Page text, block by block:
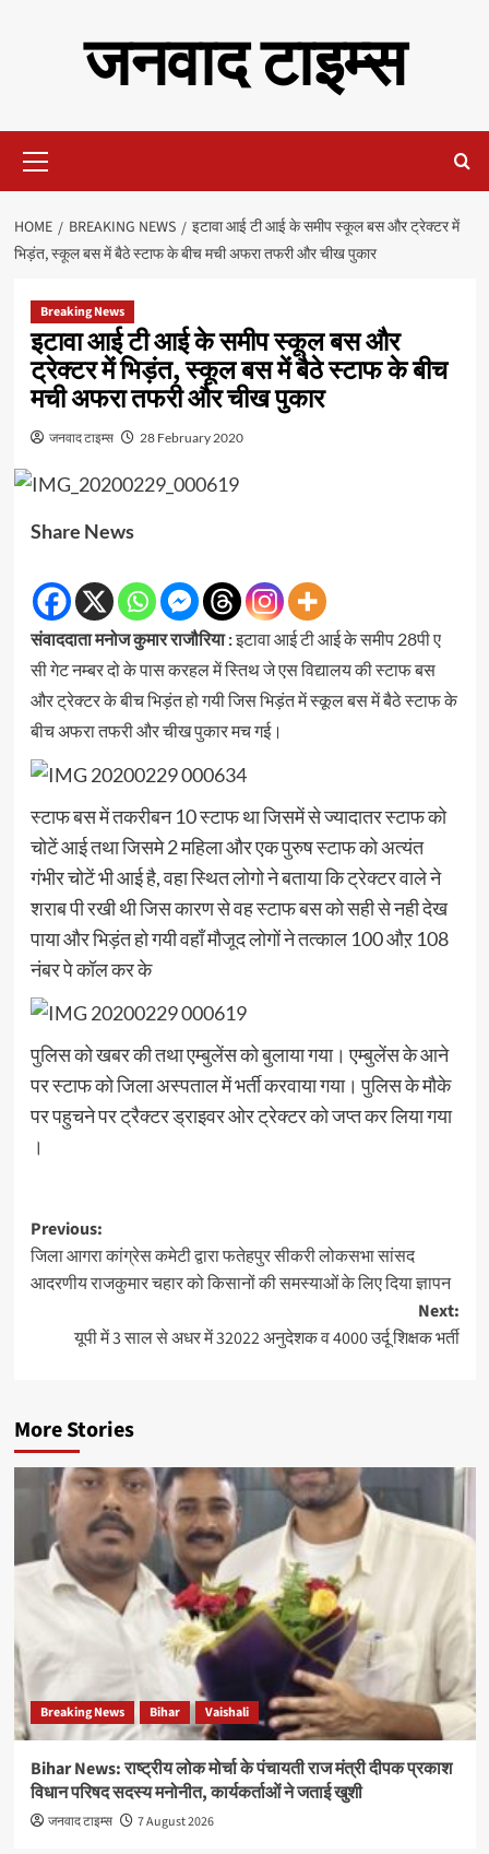
जनवाद टाइम्स
Menu
HOME BREAKING NEWS
इटावा आई टी आई के समीप स्कूल बस और ट्रेक्टर में
भिड़ंत, स्कूल बस में बैठे स्टाफ के बीच मची अफरा तफरी और चीख पुकार
Breaking News
इटावा आई टी आई के समीप स्कूल बस और
ट्रेक्टर में भिड़ंत, स्कूल बस में बैठे स्टाफ के बीच
मची अफरा तफरी और चीख पुकार
जनवाद टाइम्स 28 February 2020
Share News
संवाददाता मनोज कुमार राजौरिया :इटावा आई टी आई के समीप 28पी ए
सी गेट नम्बर दो के पास करहल में स्तिथ जे एस विद्यालय की स्टाफ बस
और ट्रेक्टर के बीच भिड़ंत हो गयी जिस भिड़ंत में स्कूल बस में बैठे स्टाफ के
बीच अफरा तफरी और चीख पुकार मच गई।
स्टाफ बस में तकरीबन 10 स्टाफ था जिसमें से ज्यादातर स्टाफ को
चोटें आई तथा जिसमे 2 महिला और एक पुरुष स्टाफ को अत्यंत
गंभीर चोटें भी आई है, वहा स्थित लोगो ने बताया कि ट्रेक्टर वाले ने
शराब पी रखी थी जिस कारण से वह स्टाफ बस को सही से नही देख
पाया और भिड़ंत हो गयी वहाँ मौजूद लोगों ने तत्काल 100 औऱ 108
नंबर पे कॉल कर के
पुलिस को खबर की तथा एम्बुलेंस को बुलाया गया। एम्बुलेंस के आने
पर स्टाफ को जिला अस्पताल में भर्ती करवाया गया। पुलिस के मौके
पर पहुचने पर ट्रैक्टर ड्राइवर ओर ट्रेक्टर को जप्त कर लिया गया
।
Post
navigation
Previous:
जिला आगरा कांग्रेस कमेटी द्वारा फतेहपुर सीकरी लोकसभा सांसद
आदरणीय राजकुमार चहार को किसानों की समस्याओं के लिए दिया ज्ञापन
Next:
यूपी में 3 साल से अधर में 32022 अनुदेशक व 4000 उर्दू शिक्षक भर्ती
More Stories
Breaking News Bihar Vaishali
Bihar News: राष्ट्रीय लोक मोर्चा के पंचायती राज मंत्री दीपक प्रकाश
विधान परिषद सदस्य मनोनीत, कार्यकर्ताओं ने जताई खुशी
जनवाद टाइम्स 7 August 2026